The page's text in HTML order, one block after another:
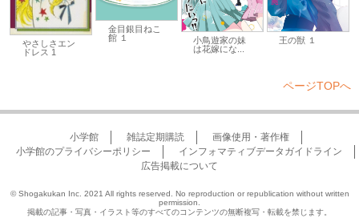
やさしさエン
ドレス 1
金目銀目ねこ
館 １
小鳥遊家の妹
は花嫁にな...
王の獣 １
ページTOPへ
小学館 雑誌定期購読
画像使用・著作権
小学館のプライバシーポリシー
インフォマティブデータガイドライン
広告掲載について
© Shogakukan Inc. 2021 All rights reserved. No reproduction or republication without written
permission.
掲載の記事・写真・イラスト等のすべてのコンテンツの無断複写・転載を禁じます。